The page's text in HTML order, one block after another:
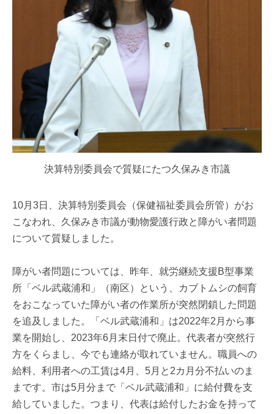
決算特別委員会で質疑にたつ久保みき市議
10月3日、決算特別委員会（保健福祉委員会所管）がお
こなわれ、久保みき市議が動物愛護行政と障がい者問題
について質疑しました。
障がい者問題については、昨年、就労継続支援B型事業
所「ベル武蔵浦和」（南区）という、カブトムシの飼育
をおこなっていた障がい者の作業所が突然閉鎖した問題
を追及しました。「ベル武蔵浦和」は2022年2月から事
業を開始し、2023年6月末日付で廃止。代表者が突然行
方をくらまし、今でも連絡が取れていません。職員への
給料、利用者への工賃は4月、5月と2カ月分不払いのま
まです。市は5月分まで「ベル武蔵浦和」に給付費を支
給していました。つまり、代表は給付したお金を持って